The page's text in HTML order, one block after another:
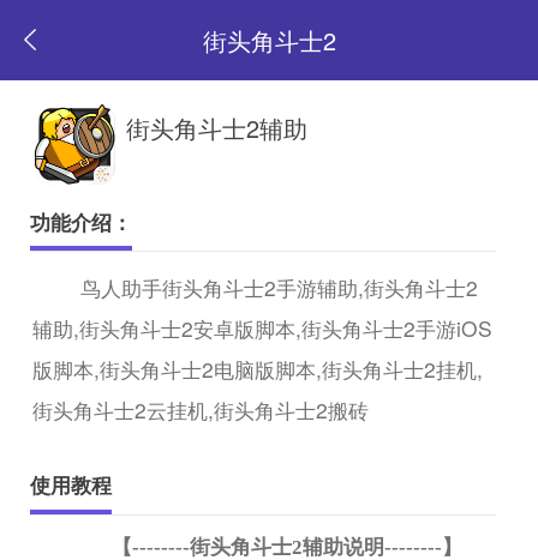
街头角斗士2
返
页
街头角斗士2辅助
功能介绍：
鸟人助手街头角斗士2手游辅助,街头角斗士2
辅助,街头角斗士2安卓版脚本,街头角斗士2手游iOS
版脚本,街头角斗士2电脑版脚本,街头角斗士2挂机,
街头角斗士2云挂机,街头角斗士2搬砖
使用教程
【--------街头角斗士2辅助说明--------】